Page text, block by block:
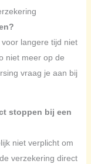
langere tijd niet
niet meer op de
vraag je aan bij
stoppen bij een
niet verplicht om
verzekering direct